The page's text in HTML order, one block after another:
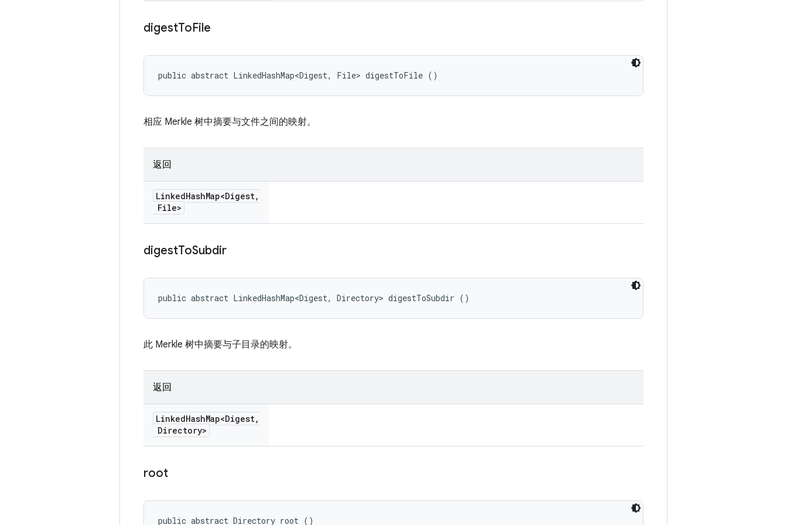
digestToFile
public abstract LinkedHashMap<Digest, File> digestToFile ()
相应 Merkle 树中摘要与文件之间的映射。
返回
LinkedHashMap<Digest,
File>
digestToSubdir
public abstract LinkedHashMap<Digest, Directory> digestToSubdir ()
此 Merkle 树中摘要与子目录的映射。
返回
LinkedHashMap<Digest,
Directory>
root
public abstract Directory root ()